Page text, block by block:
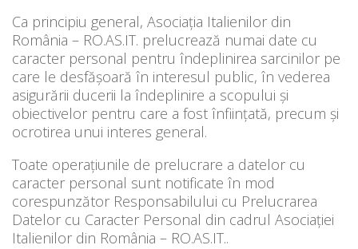
Ca principiu general, Asociația Italienilor din
România – RO.AS.IT. prelucrează numai date cu
caracter personal pentru îndeplinirea sarcinilor pe
care le desfășoară în interesul public, în vederea
asigurării ducerii la îndeplinire a scopului și
obiectivelor pentru care a fost înființată, precum și
ocrotirea unui interes general.
Toate operațiunile de prelucrare a datelor cu
caracter personal sunt notificate în mod
corespunzător Responsabilului cu Prelucrarea
Datelor cu Caracter Personal din cadrul Asociației
Italienilor din România – RO.AS.IT..